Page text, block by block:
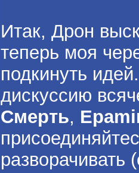
Итак, Дрон
теперь моя
подкинуть
дискуссию
Смерть,